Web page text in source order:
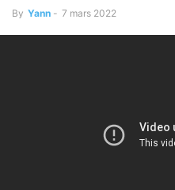
By Yann - 7 mars 2022